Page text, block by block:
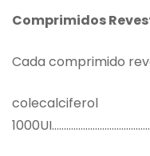
Comprimidos
Cada comprimido
colecalciferol